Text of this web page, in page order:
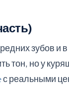
зубов
тон, но у
с реальными